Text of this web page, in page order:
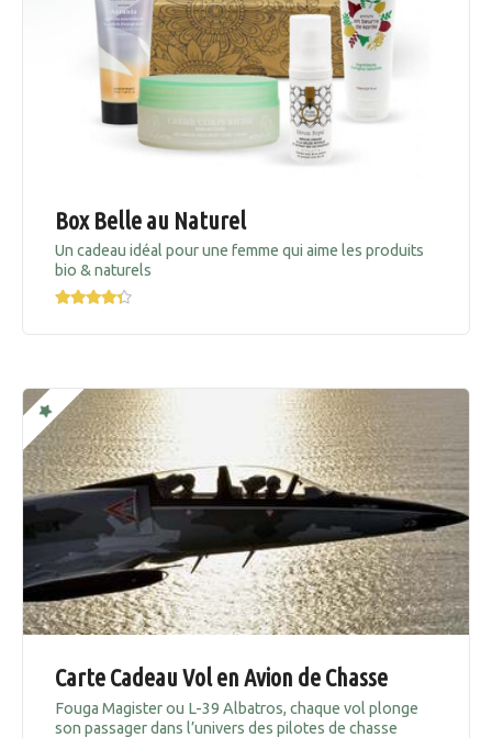
Box Belle au Naturel
Un cadeau idéal pour une femme qui aime les produits
bio & naturels
Carte Cadeau Vol en Avion de Chasse
Fouga Magister ou L-39 Albatros, chaque vol plonge
son passager dans l’univers des pilotes de chasse